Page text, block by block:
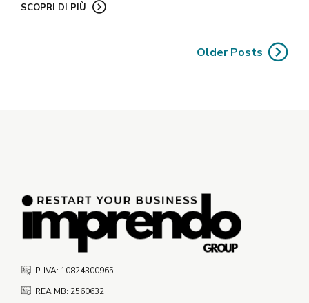
SCOPRI DI PIÙ
Older Posts
P. IVA: 10824300965
REA MB: 2560632